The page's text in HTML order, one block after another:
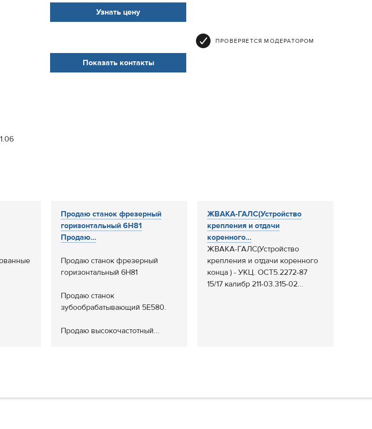
Узнать цену
ПРОВЕРЯЕТСЯ МОДЕРАТОРОМ
Показать контакты
Продаю станок фрезерный
горизонтальный 6Н81
Продаю...
Продаю станок фрезерный
горизонтальный 6Н81
Продаю станок
зубообрабатывающий 5Е580.
Продаю высокочастотный...
ЖВАКА-ГАЛС(Устройство
крепления и отдачи
коренного...
ЖВАКА-ГАЛС(Устройство
крепления и отдачи коренного
конца ) - УКЦ. ОСТ5.2272-87
15/17 калибр 211-03.315-02...